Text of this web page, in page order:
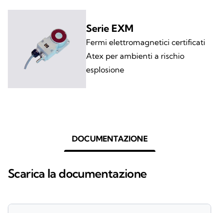
Serie EXM
Fermi elettromagnetici certificati
Atex per ambienti a rischio
esplosione
DOCUMENTAZIONE
Scarica la documentazione